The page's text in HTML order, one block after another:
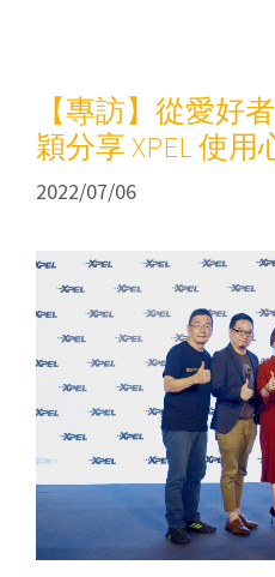
【專訪】從愛好
穎分享 XPEL 使用
2022/07/06